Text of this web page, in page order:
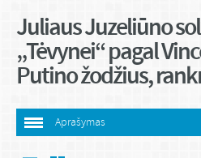
Juliaus Juzeliūno
„Tėvynei“ pagal
Putino žodžius,
Aprašymas